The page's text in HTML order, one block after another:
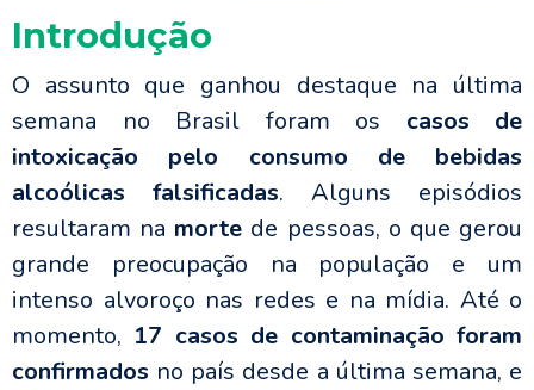
Introdução
O assunto que ganhou destaque na última
semana no Brasil foram os casos de
intoxicação pelo consumo de bebidas
alcoólicas falsificadas. Alguns episódios
resultaram na morte de pessoas, o que gerou
grande preocupação na população e um
intenso alvoroço nas redes e na mídia. Até o
momento, 17 casos de contaminação foram
confirmados no país desde a última semana, e